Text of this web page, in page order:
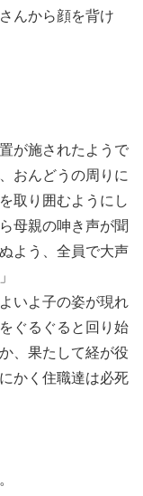
んから顔を背け
が施されたようで
おんどうの周りに
取り囲むようにし
母親の呻き声が聞
よう、全員で大声
いよ子の姿が現れ
ぐるぐると回り始
、果たして経が役
かく住職達は必死